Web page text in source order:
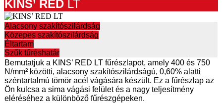
KINS’ RED LT
Alacsony szakítószilárdság
Közepes szakítószilárdság
Éltartam
Szűk tűréshatár
Bemutatjuk a KINS’ RED LT fűrészlapot, amely 400 és 750
N/mm² közötti, alacsony szakítószilárdságú, 0,60% alatti
széntartalmú tömör acél vágására készült. Ez a fűrészlap az
Ön kulcsa a sima vágási felület és a nagy teljesítmény
eléréséhez a különböző fűrészgépeken.